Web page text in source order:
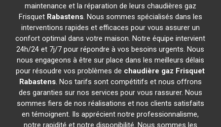
maintenance et la réparation de leurs chaudières gaz
Frisquet Rabastens. Nous sommes spécialisés dans les
interventions rapides et efficaces pour vous assurer un
confort optimal dans votre maison. Notre équipe intervient
24h/24 et 7j/7 pour répondre à vos besoins urgents. Nous
nous engageons à être sur place dans les meilleurs délais
pour résoudre vos problèmes de chaudière gaz Frisquet
Rabastens. Nos tarifs sont compétitifs et nous offrons
des garanties sur nos services pour vous rassurer. Nous
sommes fiers de nos réalisations et nos clients satisfaits
en témoignent. Ils apprécient notre professionnalisme,
notre rapidité et notre disponibilité. Nous sommes les